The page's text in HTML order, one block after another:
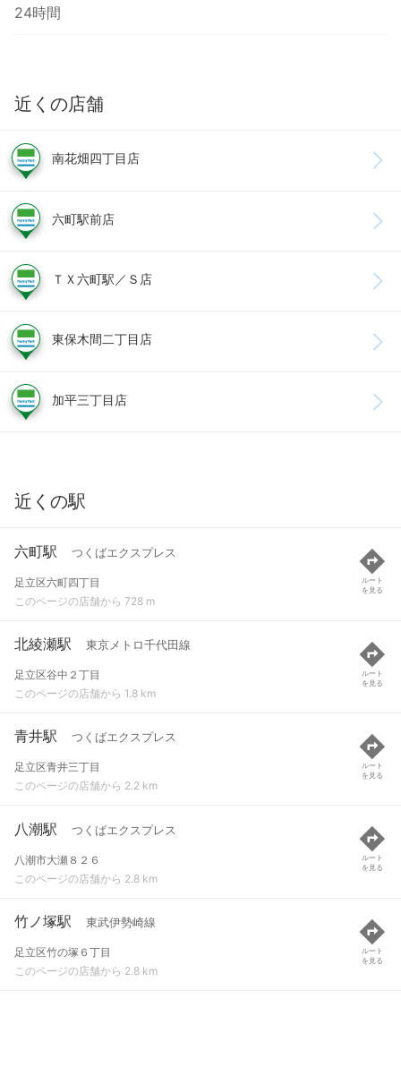
24時間
近くの店舗
南花畑四丁目店
六町駅前店
ＴＸ六町駅／Ｓ店
東保木間二丁目店
加平三丁目店
近くの駅
六町駅 つくばエクスプレス
足立区六町四丁目
このページの店舗から 728 m
ルート
を見る
北綾瀬駅 東京メトロ千代田線
足立区谷中２丁目
このページの店舗から 1.8 km
ルート
を見る
青井駅 つくばエクスプレス
足立区青井三丁目
このページの店舗から 2.2 km
ルート
を見る
八潮駅 つくばエクスプレス
八潮市大瀬８２６
このページの店舗から 2.8 km
ルート
を見る
竹ノ塚駅 東武伊勢崎線
足立区竹の塚６丁目
このページの店舗から 2.8 km
ルート
を見る